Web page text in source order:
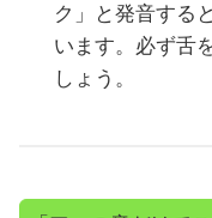
ク」と発音する
います。必ず舌
しょう。